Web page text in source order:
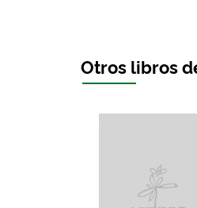
Otros libros